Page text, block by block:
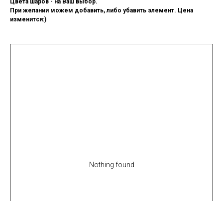
Цвета шаров - на Ваш выбор.
При желании можем добавить, либо убавить элемент. Цена
изменится:)
Nothing found